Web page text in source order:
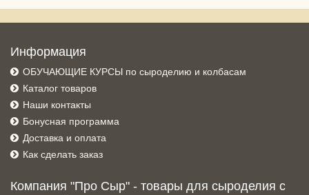
Информация
ОБУЧАЮЩИЕ КУРСЫ по сыроделию и колбасам
Каталог товаров
Наши контакты
Бонусная программа
Доставка и оплата
Как сделать заказ
Компания "Про Сыр" - товары для сыроделия с